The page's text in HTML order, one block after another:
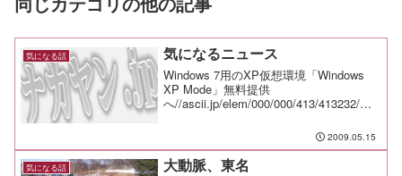
気になる話 気になるニュース
Windows 7用のXP仮想環境「Windows
XP Mode」無料提供
へ//ascii.jp/elem/000/000/413/413232/絶
2009.05.15
気になる話 大動脈、東名